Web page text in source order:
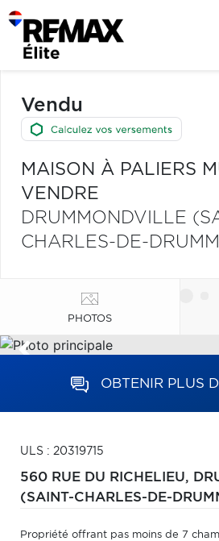
Vendu
MAISON À PALIERS
VENDRE
DRUMMONDVILLE
CHARLES-DE-
PHOTOS
OBTENIR PLUS
ULS : 20319715
560 RUE DU RICHELIEU,
(SAINT-CHARLES-DE-
Propriété offrant pas moins de 7